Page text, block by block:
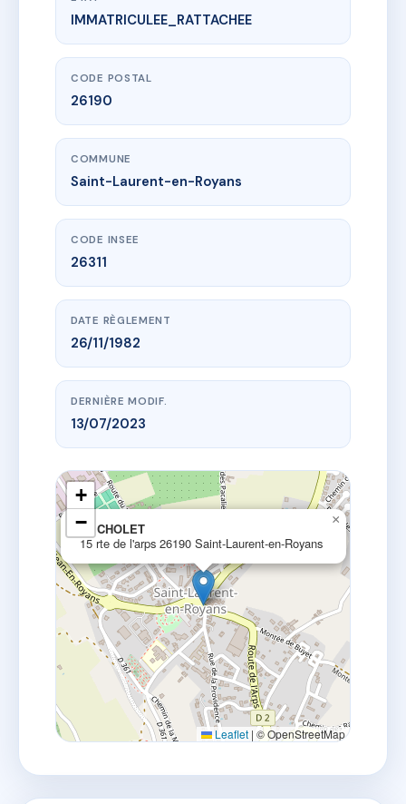
www.vme.plus/AC6726590
Le CHOLET
15 rte de l'arps26190 Saint-Laurent-en-Royans
IMMATRICULEE_RATTACHEE
CODE POSTAL
26190
COMMUNE
Saint-Laurent-en-Royans
CODE INSEE
26311
DATE RÈGLEMENT
26/11/1982
DERNIÈRE MODIF.
13/07/2023
Le CHOLET
15 rte de l'arps 26190 Saint-Laurent-en-Royans
×
+
−
Leaflet | © OpenStreetMap